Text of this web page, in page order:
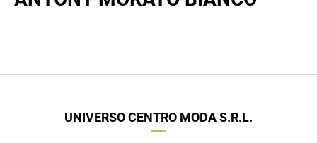
UNIVERSO CENTRO MODA S.R.L.
Iscriviti alla newsletter
nuovi arrivi utilizzabile anche in negozio!
Crea il tuo stile grazie ai consigli dei nostri personal shopper e